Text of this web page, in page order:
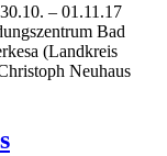
– 01.11.17
Bad
(Landkreis
Neuhaus